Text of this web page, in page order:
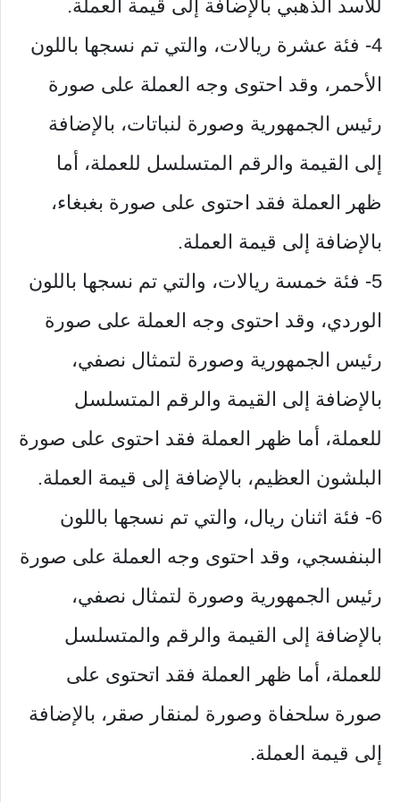
للأسد الذهبي بالإضافة إلى قيمة العملة.
4- فئة عشرة ريالات، والتي تم نسجها باللون
الأحمر، وقد احتوى وجه العملة على صورة
رئيس الجمهورية وصورة لنباتات، بالإضافة
إلى القيمة والرقم المتسلسل للعملة، أما
ظهر العملة فقد احتوى على صورة بغبغاء،
بالإضافة إلى قيمة العملة.
5- فئة خمسة ريالات، والتي تم نسجها باللون
الوردي، وقد احتوى وجه العملة على صورة
رئيس الجمهورية وصورة لتمثال نصفي،
بالإضافة إلى القيمة والرقم المتسلسل
للعملة، أما ظهر العملة فقد احتوى على صورة
البلشون العظيم، بالإضافة إلى قيمة العملة.
6- فئة اثنان ريال، والتي تم نسجها باللون
البنفسجي، وقد احتوى وجه العملة على صورة
رئيس الجمهورية وصورة لتمثال نصفي،
بالإضافة إلى القيمة والرقم والمتسلسل
للعملة، أما ظهر العملة فقد اتحتوى على
صورة سلحفاة وصورة لمنقار صقر، بالإضافة
إلى قيمة العملة.